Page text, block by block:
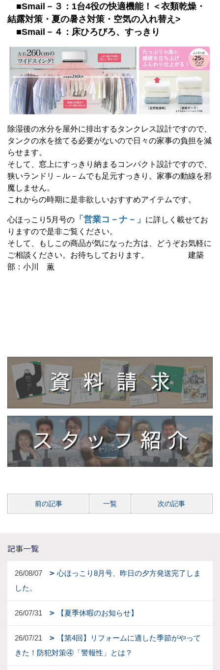
■Smail－３：1台4役の快適機能！＜衣類乾燥・
結露対策・夏の暑さ対策・空気の入れ替え>
■Smail－４：床ひろびろ、すっきり
除湿後の水分を屋外に排出するタンクレス設計ですので、
タンクの水を捨てる必要がないので日々の家事の負担を減
らせます。
そして、窓上にすっきり納まるコンパクト設計ですので、
狭いランドリ－ル－ムでも足元すっきり。家事の動線を邪
魔しません。
これからの時期に是非欲しいおすすめアイテムです。
心ほっこり5月号の 「営業コ－ナ－」
に詳しく載せてお
りますので是非ご覧ください。
そして、もしこの商品が気になった方は、どうぞお気軽に
ご相談ください。お待ちしております。 建築
部：小川 薫
前の記事 一覧 次の記事
記事一覧
26/08/07
心ほっこり8月号、昨日の夕方発送完了しま
した。
26/07/31 【夏季休暇のお知らせ】
26/07/21
【第4回】リフォームに適した季節がやって
きた！防犯対策④「警報性」とは？